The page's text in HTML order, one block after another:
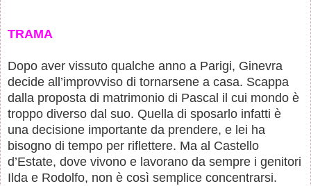
TRAMA
Dopo aver vissuto qualche anno a Parigi, Ginevra
decide all’improvviso di tornarsene a casa. Scappa
dalla proposta di matrimonio di Pascal il cui mondo è
troppo diverso dal suo. Quella di sposarlo infatti è
una decisione importante da prendere, e lei ha
bisogno di tempo per riflettere. Ma al Castello
d’Estate, dove vivono e lavorano da sempre i genitori
Ilda e Rodolfo, non è così semplice concentrarsi.